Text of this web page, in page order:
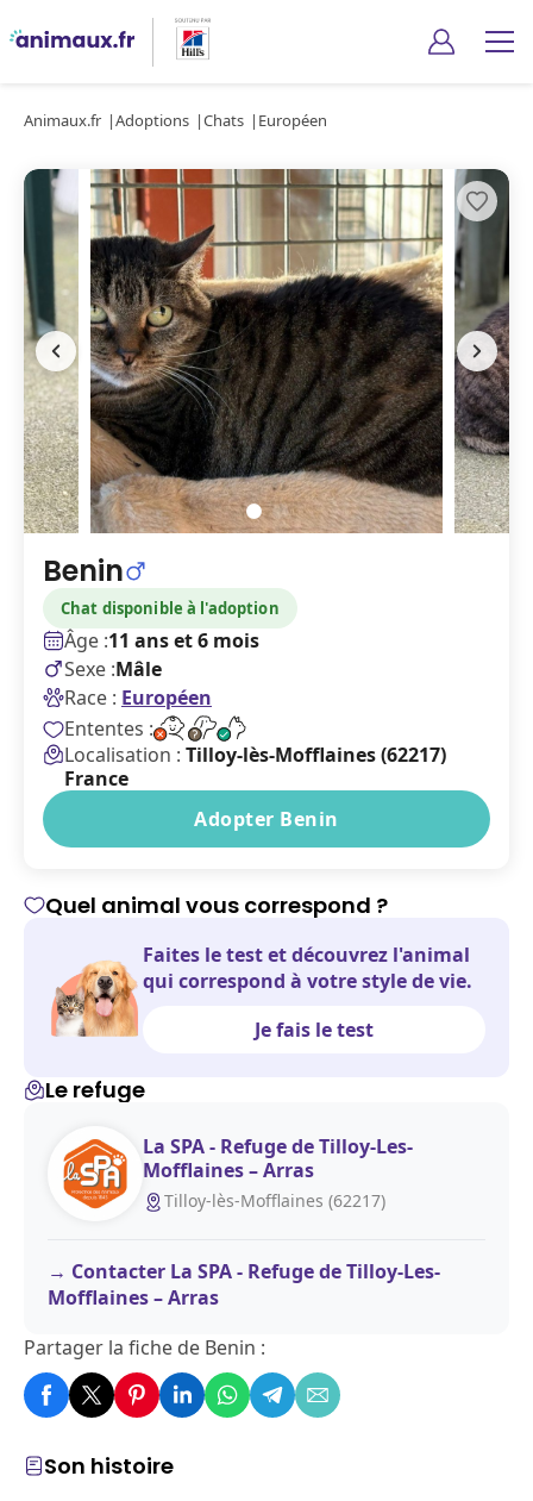
Animaux.fr Adoptions Chats Européen
Benin
Chat disponible à l'adoption
Âge :11 ans et 6 mois
Sexe :Mâle
Race : Européen
Ententes :
Localisation : Tilloy-lès-Mofflaines (62217)
France
Adopter Benin
Son histoire
Quel animal vous correspond ?
Faites le test et découvrez l'animal
qui correspond à votre style de vie.
Je fais le test
Le refuge
La SPA - Refuge de Tilloy-Les-
Mofflaines – Arras
Tilloy-lès-Mofflaines (62217)
Contacter La SPA - Refuge de Tilloy-Les-
Mofflaines – Arras
Partager la fiche de Benin :